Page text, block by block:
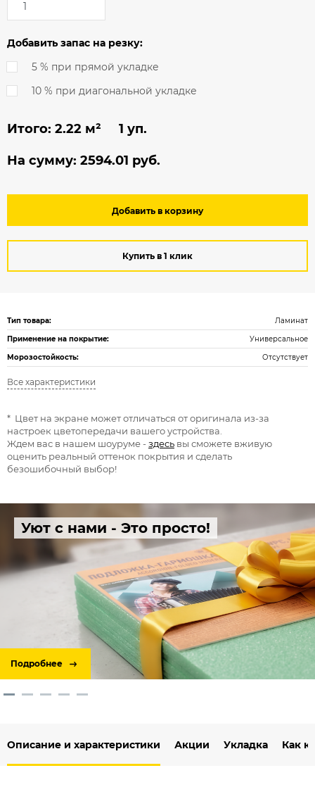
Добавить запас на резку:
5 % при прямой укладке
10 % при диагональной укладке
Итого: 2.22 м² 1 уп.
На сумму: 2594.01 руб.
Добавить в корзину
Купить в 1 клик
Тип товара:
Ламинат
Применение на покрытие:
Универсальное
Морозостойкость:
Отсутствует
Все характеристики
* Цвет на экране может отличаться от оригинала из-за
настроек цветопередачи вашего устройства.
Ждем вас в нашем шоуруме -здесь вы сможете вживую
оценить реальный оттенок покрытия и сделать
безошибочный выбор!
Уют с нами - Это просто!
Подробнее
Описание и характеристики Акции Укладка Как